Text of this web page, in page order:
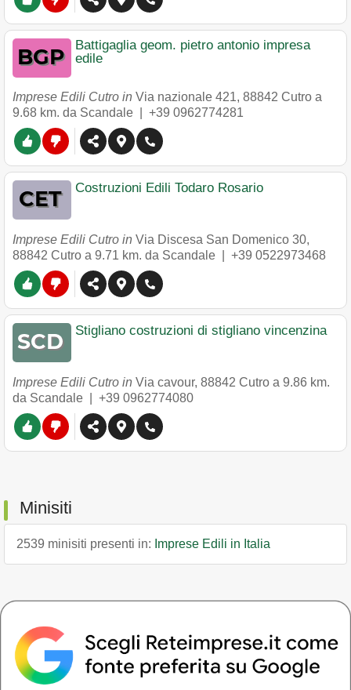
Battigaglia geom. pietro antonio impresa
edile
Imprese Edili Cutro in Via nazionale 421, 88842 Cutro a
9.68 km. da Scandale | +39 0962774281
Costruzioni Edili Todaro Rosario
Imprese Edili Cutro in Via Discesa San Domenico 30,
88842 Cutro a 9.71 km. da Scandale | +39 0522973468
Stigliano costruzioni di stigliano vincenzina
Imprese Edili Cutro in Via cavour, 88842 Cutro a 9.86 km.
da Scandale | +39 0962774080
Minisiti
2539 minisiti presenti in: Imprese Edili in Italia